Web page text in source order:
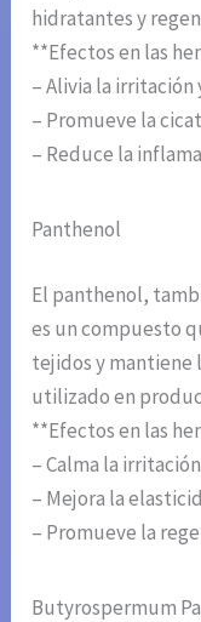
hidratantes y
**Efectos en las
– Alivia la irritación
– Promueve la
– Reduce la
Panthenol
El panthenol,
es un compuesto
tejidos y mantiene
utilizado en
**Efectos en las
– Calma la
– Mejora la
– Promueve la
Butyrospermum